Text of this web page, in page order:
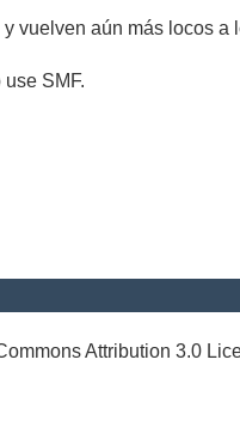
vuelven aún más locos a
SMF.
Attribution 3.0